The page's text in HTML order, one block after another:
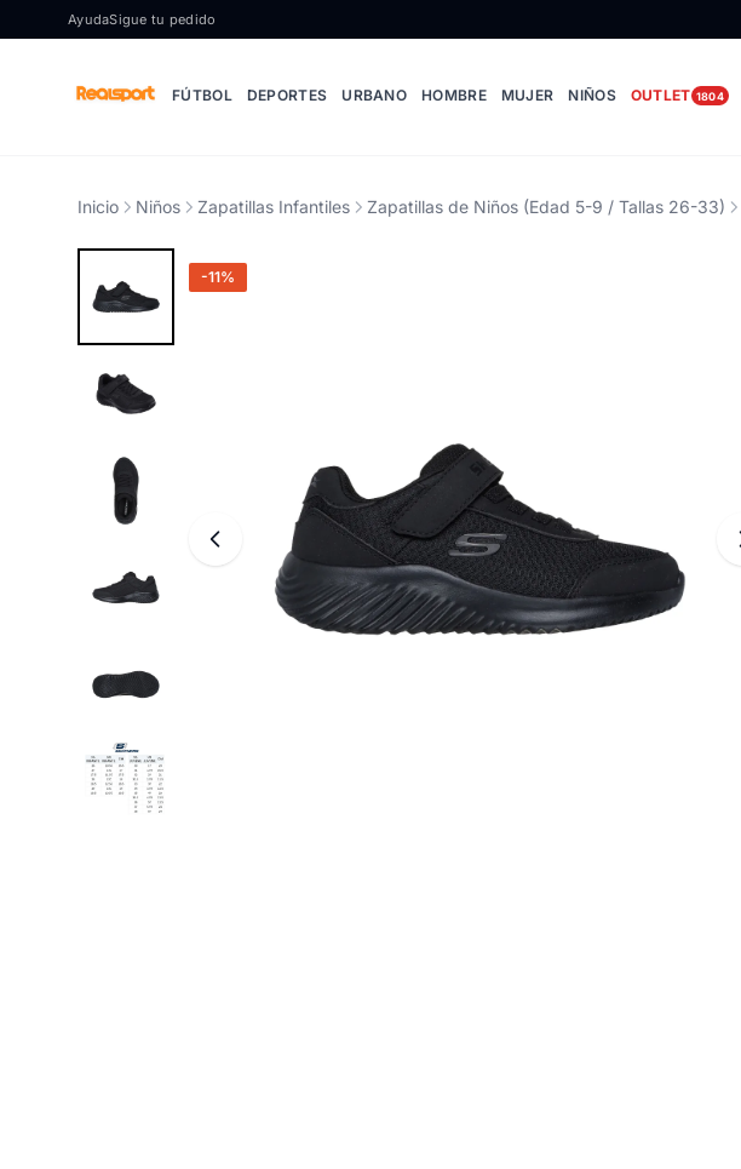
Ir al contenido
AyudaSigue tu pedido
FÚTBOL DEPORTES URBANO HOMBRE MUJER NIÑOS OUTLET 1804
Inicio Niños Zapatillas Infantiles Zapatillas de Niños (Edad 5-9 / Tallas 26-33)
-11%